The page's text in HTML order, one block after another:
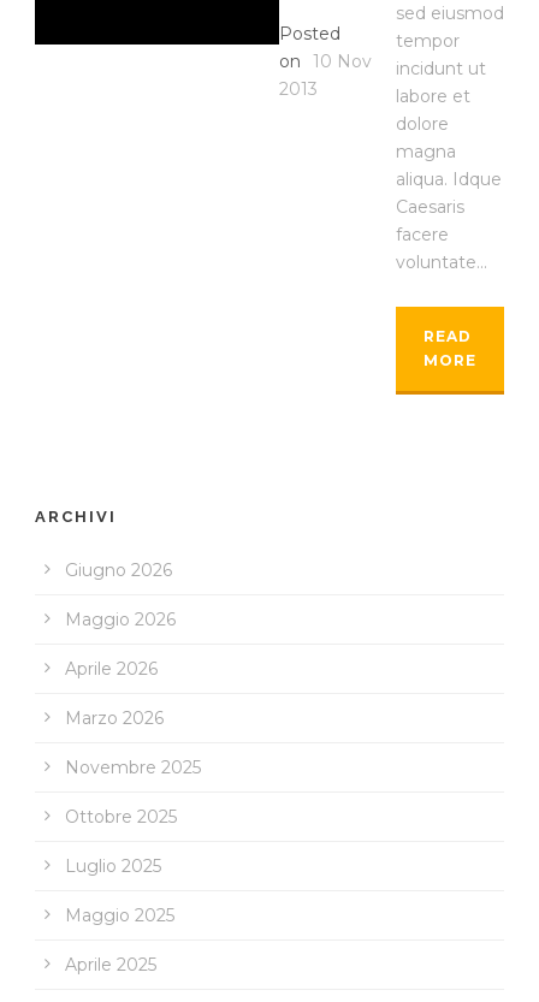
Posted
on
10 Nov
2013
sed eiusmod
tempor
incidunt ut
labore et
dolore
magna
aliqua. Idque
Caesaris
facere
voluntate...
READ
MORE
ARCHIVI
Giugno 2026
Maggio 2026
Aprile 2026
Marzo 2026
Novembre 2025
Ottobre 2025
Luglio 2025
Maggio 2025
Aprile 2025